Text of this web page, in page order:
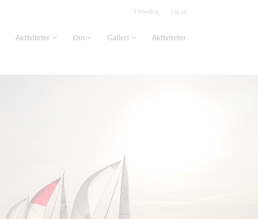
Tilmelding Log på
Aktiviteter Om Galleri Aktiviteter